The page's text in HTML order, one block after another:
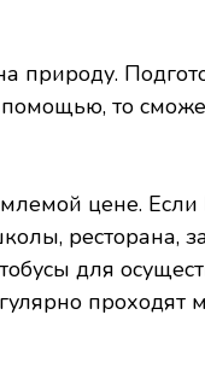
природу.
то
цене. Если
ресторана,
для
проходят